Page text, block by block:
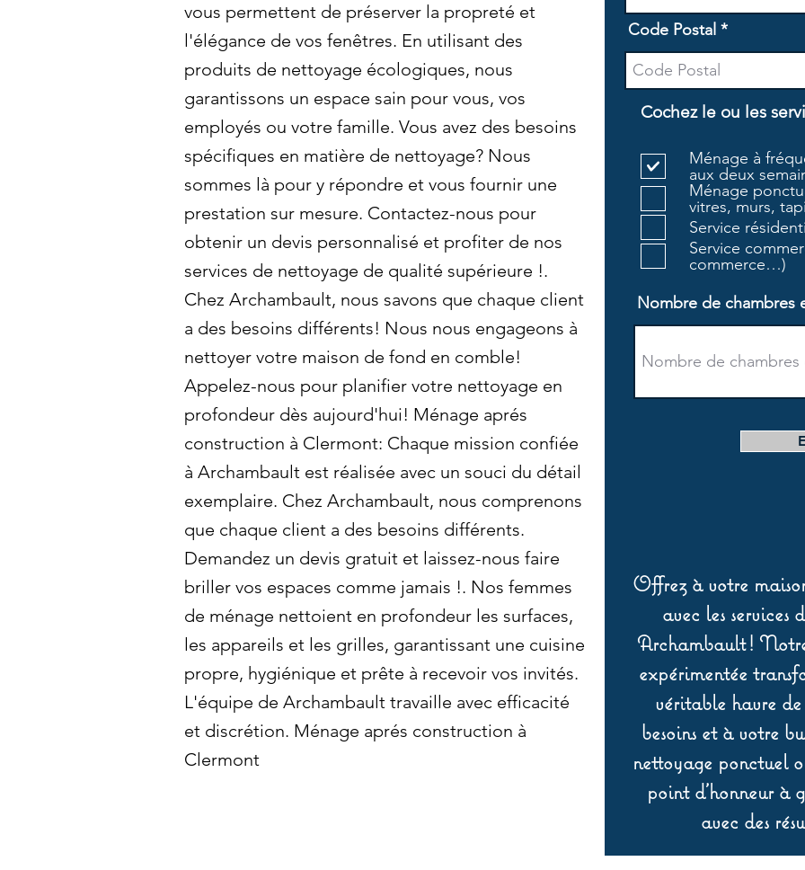
vous permettent de préserver la propreté et
l'élégance de vos fenêtres. En utilisant des
produits de nettoyage écologiques, nous
garantissons un espace sain pour vous, vos
employés ou votre famille. Vous avez des besoins
spécifiques en matière de nettoyage? Nous
sommes là pour y répondre et vous fournir une
prestation sur mesure. Contactez-nous pour
obtenir un devis personnalisé et profiter de nos
services de nettoyage de qualité supérieure !.
Chez Archambault, nous savons que chaque client
a des besoins différents! Nous nous engageons à
nettoyer votre maison de fond en comble!
Appelez-nous pour planifier votre nettoyage en
profondeur dès aujourd'hui! Ménage aprés
construction à Clermont: Chaque mission confiée
à Archambault est réalisée avec un souci du détail
exemplaire. Chez Archambault, nous comprenons
que chaque client a des besoins différents.
Demandez un devis gratuit et laissez-nous faire
briller vos espaces comme jamais !. Nos femmes
de ménage nettoient en profondeur les surfaces,
les appareils et les grilles, garantissant une cuisine
propre, hygiénique et prête à recevoir vos invités.
L'équipe de Archambault travaille avec efficacité
et discrétion. Ménage aprés construction à
Clermont
Code Postal
Cochez le ou les
Ménage à
aux deux
Ménage
vitres, murs,
Service
Service
commerce…)
Nombre de chambres
Offrez à votre
avec les services
Archambault !
expérimentée
véritable havre
besoins et à votre
nettoyage ponctuel
point d’honneur à
avec des